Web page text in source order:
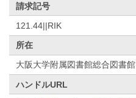
請求記号
121.44||RIK
所在
大阪大学附属図書館総合図書館
ハンドルURL